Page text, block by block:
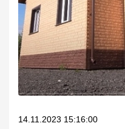
14.11.2023 15:16:00